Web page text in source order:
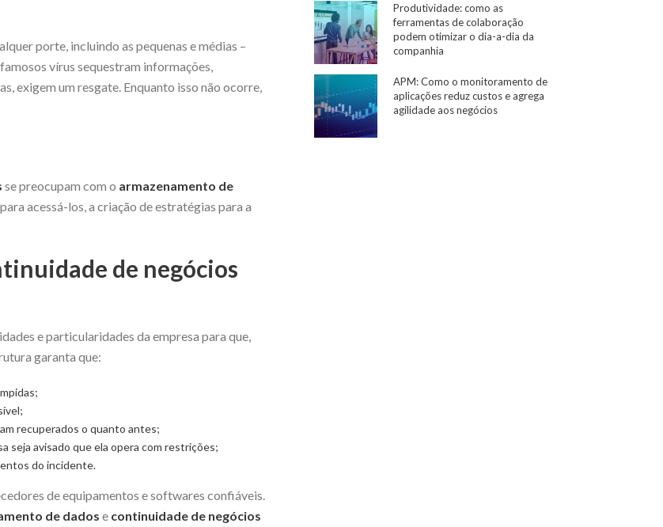
porte, incluindo as pequenas e médias –
famosos vírus sequestram informações,
exigem um resgate. Enquanto isso não ocorre,
se preocupam com o armazenamento de
acessá-los, a criação de estratégias para a
de negócios
e particularidades da empresa para que,
garanta que:
recuperados o quanto antes;
seja avisado que ela opera com restrições;
do incidente.
de equipamentos e softwares confiáveis.
de dados e continuidade de negócios
Produtividade: como as
ferramentas de colaboração
podem otimizar o dia-a-dia da
companhia
APM: Como o monitoramento de
aplicações reduz custos e agrega
agilidade aos negócios